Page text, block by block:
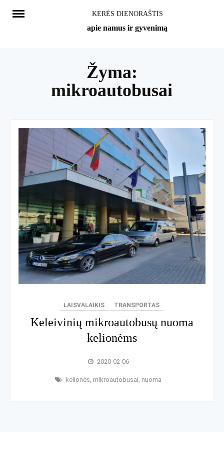
KERĖS DIENORAŠTIS
apie namus ir gyvenimą
Žyma:
mikroautobusai
LAISVALAIKIS TRANSPORTAS
Keleivinių mikroautobusų nuoma
kelionėms
2020-02-06
kelionės, mikroautobusai, nuoma